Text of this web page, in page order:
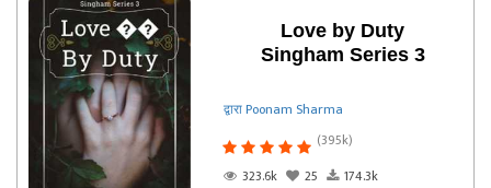
Love by ️️Duty
Singham Series 3
द्वारा Poonam Sharma
(395k)
323.6k
25 174.3k